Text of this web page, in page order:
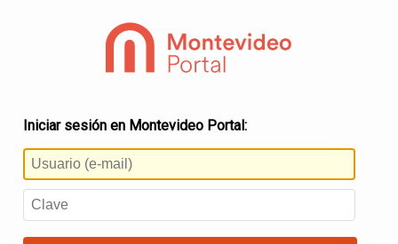
Iniciar sesión en Montevideo Portal: